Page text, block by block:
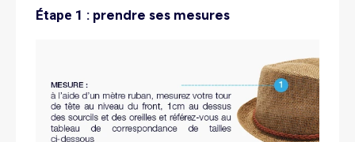
étape 1 : prendre ses mesures